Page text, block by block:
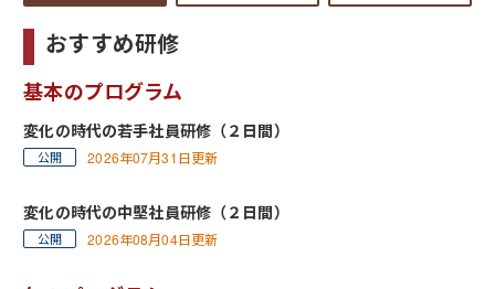
おすすめ研修
基本のプログラム
変化の時代の若手社員研修（２日間）
2026年07月31日更新
変化の時代の中堅社員研修（２日間）
2026年08月04日更新